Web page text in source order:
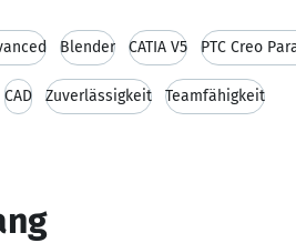
Blender CATIA V5 PTC Creo
CAD Zuverlässigkeit Teamfähigkeit